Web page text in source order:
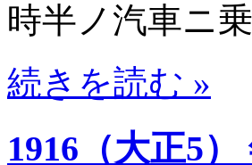
時半ノ汽車ニ
続きを読む »
1916（大正5